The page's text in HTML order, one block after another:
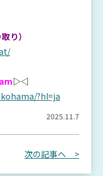
り）
▷◁
?hl=ja
2025.11.7
次の記事へ >